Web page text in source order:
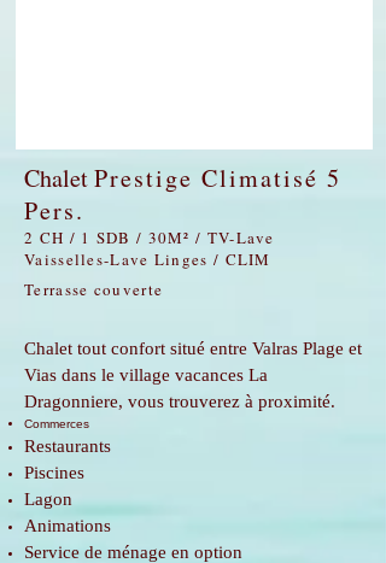
ChaletPrestige Climatisé 5
Pers.
2 CH / 1 SDB / 30M² / TV-Lave
Vaisselles-Lave Linges / CLIM
Terrasse couverte
Chalet tout confort situé entre Valras Plage et
Vias dans le village vacances La
Dragonniere, vous trouverez à proximité.
Commerces
Restaurants
Piscines
Lagon
Animations
Service de ménage en option